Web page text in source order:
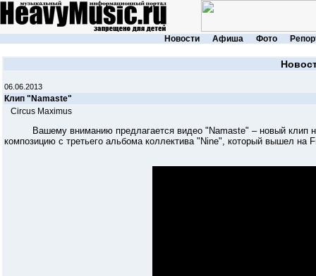
Новости Афиша Фото
06.06.2013
Клип "Namaste"
Circus Maximus
Вашему вниманию предлагается видео "Namaste" – новый клип
композицию с третьего альбома коллектива "Nine", который вышел на